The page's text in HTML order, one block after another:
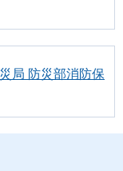
局 防災部消防保